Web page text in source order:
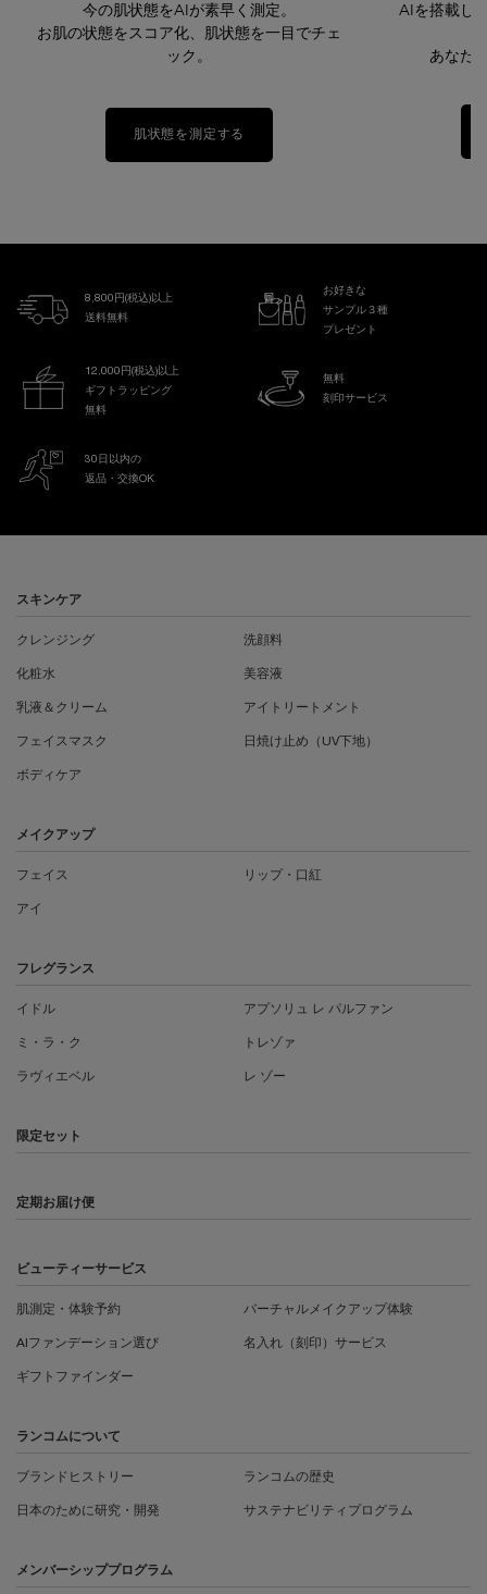
今の肌状態をAIが素早く測定。
お肌の状態をスコア化、肌状態を一目でチェ
ック。
肌状態を測定する
AIを搭載し
あなた
8,800円(税込)以上
送料無料
お好きな
サンプル３種
プレゼント
12,000円(税込)以上
ギフトラッピング
無料
無料
刻印サービス
30日以内の
返品・交換OK
スキンケア
クレンジング 洗顔料
化粧水 美容液
乳液＆クリーム アイトリートメント
フェイスマスク 日焼け止め（UV下地）
ボディケア
メイクアップ
フェイス リップ・口紅
アイ
フレグランス
イドル アプソリュ レ パルファン
ミ・ラ・ク トレゾァ
ラヴィエベル レ ゾー
限定セット
定期お届け便
ビューティーサービス
肌測定・体験予約 バーチャルメイクアップ体験
AIファンデーション選び 名入れ（刻印）サービス
ギフトファインダー
ランコムについて
ブランドヒストリー ランコムの歴史
日本のために研究・開発 サステナビリティプログラム
メンバーシッププログラム